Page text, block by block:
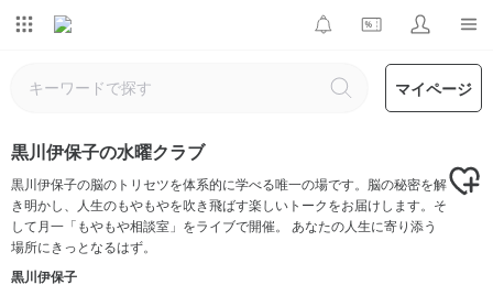
マイページ
黒川伊保子の水曜クラブ
黒川伊保子の脳のトリセツを体系的に学べる唯一の場です。脳の秘密を解
き明かし、人生のもやもやを吹き飛ばす楽しいトークをお届けします。そ
して月一「もやもや相談室」をライブで開催。 あなたの人生に寄り添う
場所にきっとなるはず。
黒川伊保子